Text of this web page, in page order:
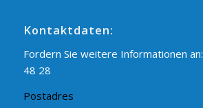
Kontaktdaten:
Fordern Sie weitere Informationen an:
48 28
Postadres